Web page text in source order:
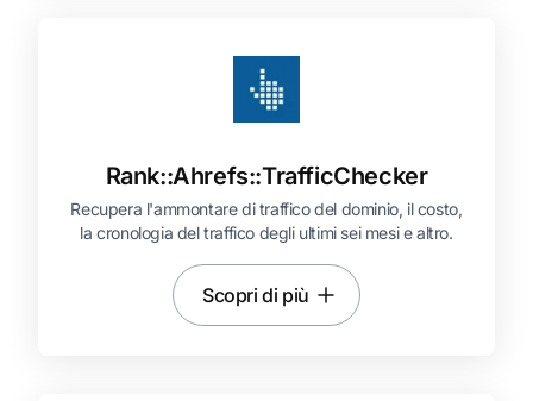
Rank::Ahrefs::TrafficChecker
Recupera l'ammontare di traffico del dominio, il costo,
la cronologia del traffico degli ultimi sei mesi e altro.
Scopri di più